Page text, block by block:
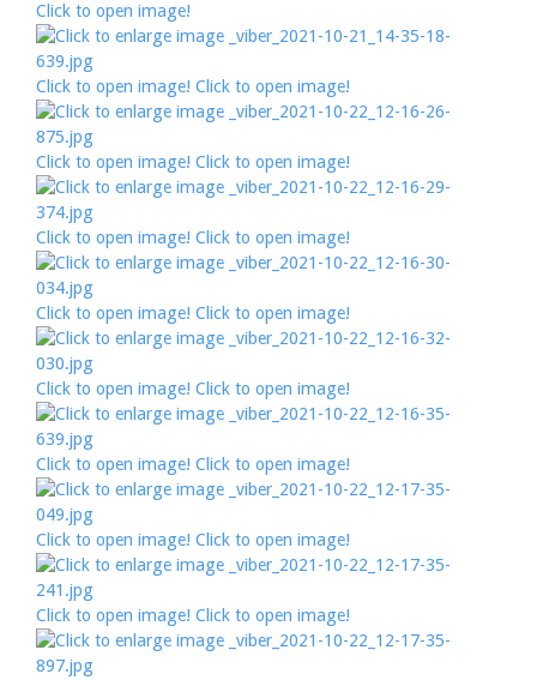
Click to open image!
Click to open image! Click to open image!
Click to open image! Click to open image!
Click to open image! Click to open image!
Click to open image! Click to open image!
Click to open image! Click to open image!
Click to open image! Click to open image!
Click to open image! Click to open image!
Click to open image! Click to open image!